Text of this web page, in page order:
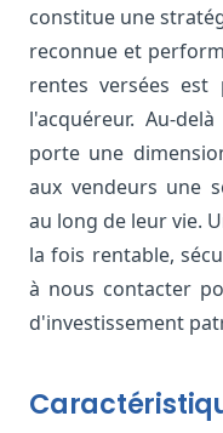
constitue une
reconnue et
rentes versées est
l'acquéreur. Au-
porte une
aux vendeurs une
au long de leur vie.
la fois rentable,
à nous contacter
d'investissement